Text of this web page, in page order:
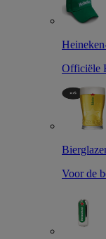
Officiële
Voor de